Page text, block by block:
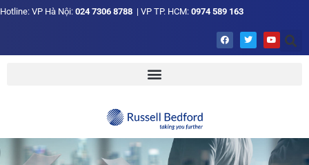
Hotline: VP Hà Nội: 024 7306 8788 | VP TP. HCM: 0974 589 163